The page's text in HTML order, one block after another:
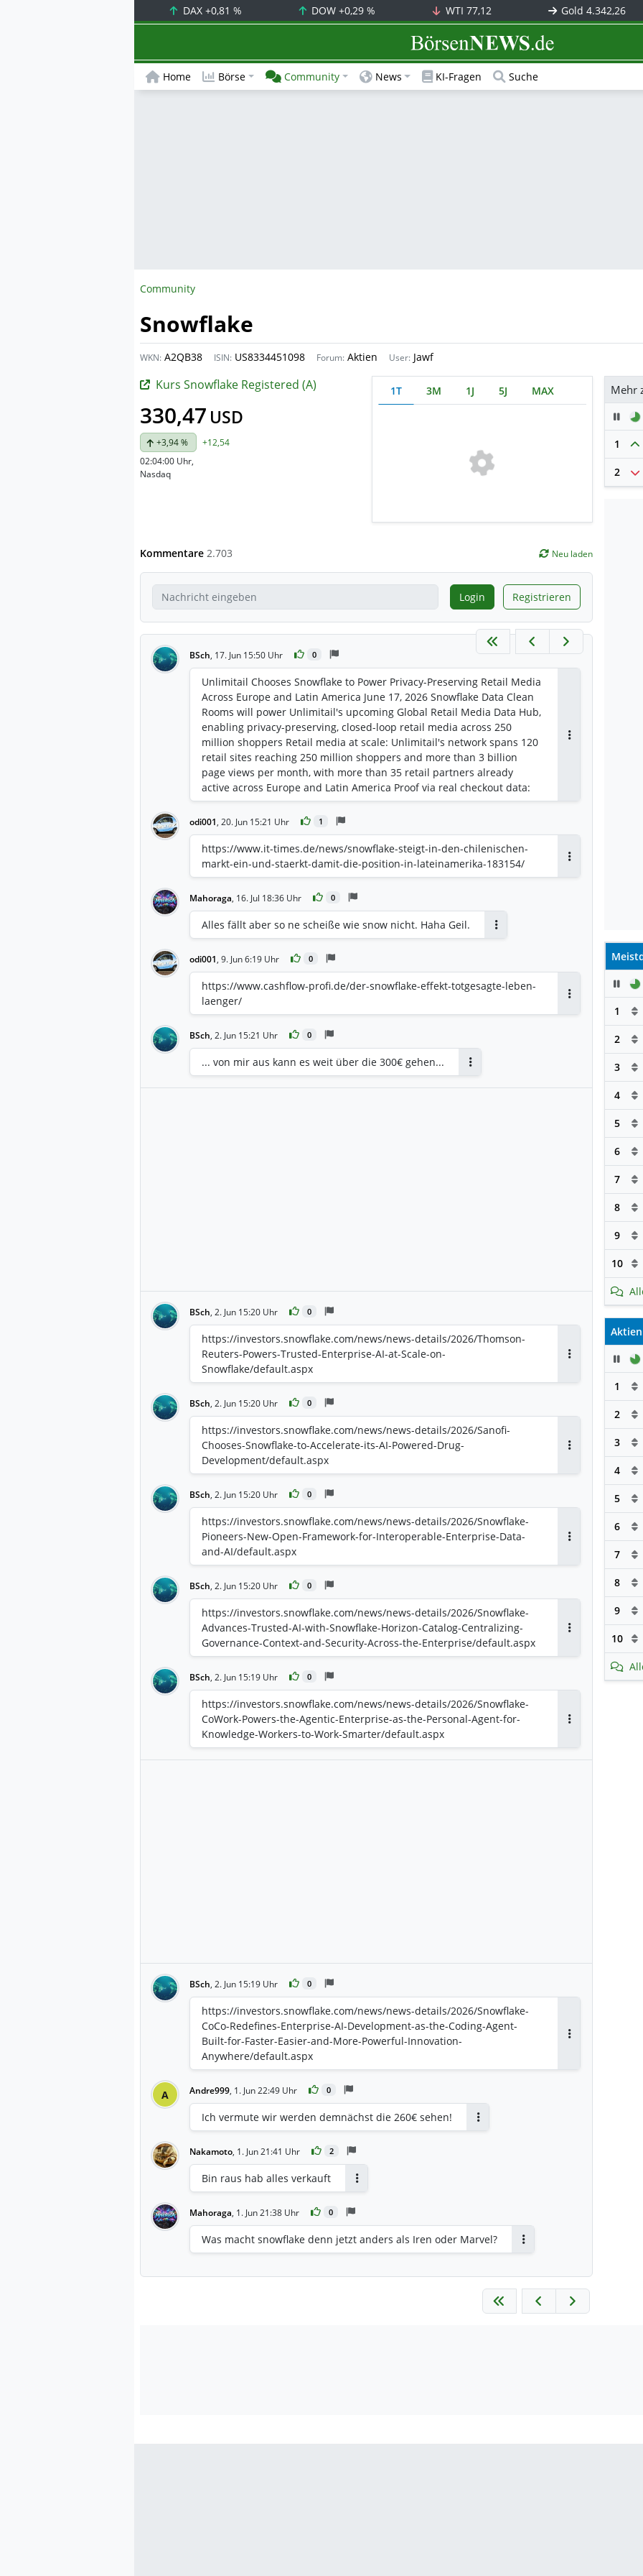
DAX +0,81 % DOW+0,29 % WTI 77,12 Gold4.342,26
BörsenNEWS.de
Home Börse Community News KI-Fragen Suche
Community
Snowflake
WKN: A2QB38 ISIN: US8334451098 Forum: Aktien User: Jawf
Kurs Snowflake Registered (A)
330,47 USD
+3,94 %
+12,54
02:04:00 Uhr,
Nasdaq
1T 3M 1J 5J MAX
Kommentare 2.703 Neu laden
Login Registrieren
BSch, 17. Jun 15:50 Uhr 0
Unlimitail Chooses Snowflake to Power Privacy-Preserving Retail Media
Across Europe and Latin America June 17, 2026 Snowflake Data Clean
Rooms will power Unlimitail's upcoming Global Retail Media Data Hub,
enabling privacy-preserving, closed-loop retail media across 250
million shoppers Retail media at scale: Unlimitail's network spans 120
retail sites reaching 250 million shoppers and more than 3 billion
page views per month, with more than 35 retail partners already
active across Europe and Latin America Proof via real checkout data:
Brands and retailers can measure whether campaigns actually drove
purchases, not just clicks, because Unlimitail's network has direct
access to transaction data at the point of sale Built on a privacy-
preserving foundation: Snowflake Data Clean Rooms enable data
collaboration across retailers, brands, and agencies without customer
data leaving the retailer's environment ...
https://investors.snowflake.com/news/news-details/2026/Unlimitail-
Chooses-Snowflake-to-Power-Privacy-Preserving-Retail-Media-Across-
Europe-and-Latin-America/default.aspx
odi001, 20. Jun 15:21 Uhr 1
https://www.it-times.de/news/snowflake-steigt-in-den-chilenischen-
markt-ein-und-staerkt-damit-die-position-in-lateinamerika-183154/
Mahoraga, 16. Jul 18:36 Uhr 0
Alles fällt aber so ne scheiße wie snow nicht. Haha Geil.
odi001, 9. Jun 6:19 Uhr 0
https://www.cashflow-profi.de/der-snowflake-effekt-totgesagte-leben-
laenger/
BSch, 2. Jun 15:21 Uhr 0
... von mir aus kann es weit über die 300€ gehen...
BSch, 2. Jun 15:20 Uhr 0
https://investors.snowflake.com/news/news-details/2026/Thomson-
Reuters-Powers-Trusted-Enterprise-AI-at-Scale-on-
Snowflake/default.aspx
BSch, 2. Jun 15:20 Uhr 0
https://investors.snowflake.com/news/news-details/2026/Sanofi-
Chooses-Snowflake-to-Accelerate-its-AI-Powered-Drug-
Development/default.aspx
Antworten
BSch, 2. Jun 15:20 Uhr 0
https://investors.snowflake.com/news/news-details/2026/Snowflake-
Pioneers-New-Open-Framework-for-Interoperable-Enterprise-Data-
and-AI/default.aspx
BSch, 2. Jun 15:20 Uhr 0
https://investors.snowflake.com/news/news-details/2026/Snowflake-
Advances-Trusted-AI-with-Snowflake-Horizon-Catalog-Centralizing-
Governance-Context-and-Security-Across-the-Enterprise/default.aspx
BSch, 2. Jun 15:19 Uhr 0
https://investors.snowflake.com/news/news-details/2026/Snowflake-
CoWork-Powers-the-Agentic-Enterprise-as-the-Personal-Agent-for-
Knowledge-Workers-to-Work-Smarter/default.aspx
BSch, 2. Jun 15:19 Uhr 0
https://investors.snowflake.com/news/news-details/2026/Snowflake-
CoCo-Redefines-Enterprise-AI-Development-as-the-Coding-Agent-
Built-for-Faster-Easier-and-More-Powerful-Innovation-
Anywhere/default.aspx
A Andre999, 1. Jun 22:49 Uhr 0
Ich vermute wir werden demnächst die 260€ sehen!
Nakamoto, 1. Jun 21:41 Uhr 2
Bin raus hab alles verkauft
Mahoraga, 1. Jun 21:38 Uhr 0
Was macht snowflake denn jetzt anders als Iren oder Marvel?
Mehr
1
2
1
2
3
4
5
6
7
8
9
10
Aktien
1
2
3
4
5
6
7
8
9
10